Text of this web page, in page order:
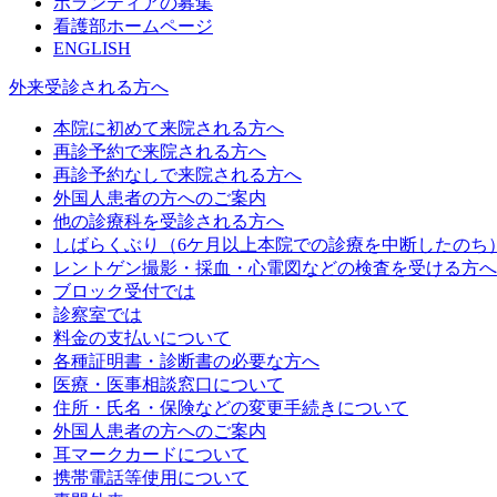
看護部ホームページ
ENGLISH
外来受診される方へ
本院に初めて来院される方へ
再診予約で来院される方へ
再診予約なしで来院される方へ
外国人患者の方へのご案内
他の診療科を受診される方へ
しばらくぶり（6ケ月以上本院での診療を中断したのち
レントゲン撮影・採血・心電図などの検査を受ける方へ
ブロック受付では
診察室では
料金の支払いについて
各種証明書・診断書の必要な方へ
医療・医事相談窓口について
住所・氏名・保険などの変更手続きについて
外国人患者の方へのご案内
耳マークカードについて
携帯電話等使用について